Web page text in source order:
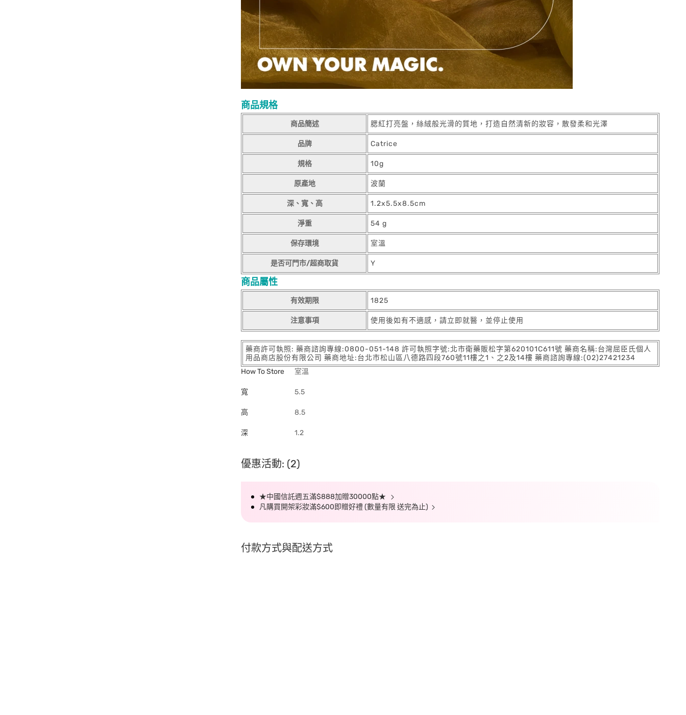
商品規格
商品簡述 腮紅打亮盤，絲絨般光滑的質地，打造自然清新的妝容，散發柔和光澤
品牌 Catrice
規格 10g
原產地 波蘭
深、寬、高 1.2x5.5x8.5cm
淨重 54 g
保存環境 室溫
是否可門市/超商取貨 Y
商品屬性
有效期限 1825
注意事項 使用後如有不適感，請立即就醫，並停止使用
藥商許可執照: 藥商諮詢專線:0800-051-148 許可執照字號:北市衛藥販松字第620101C611號 藥商名稱:台灣屈臣氏個人
用品商店股份有限公司 藥商地址:台北市松山區八德路四段760號11樓之1、之2及14樓 藥商諮詢專線:(02)27421234
How To Store
室溫
寬 5.5
高 8.5
深 1.2
優惠活動: (2)
★中國信託週五滿$888加贈30000點★
凡購買開架彩妝滿$600即贈好禮 (數量有限 送完為止)
付款方式與配送方式